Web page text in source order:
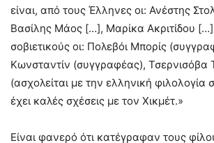
είναι, από τους Έλληνες οι: Ανέστης
Βασίλης Μάος […], Μαρίκα Ακριτίδου
σοβιετικούς οι: Πολεβόι Μπορίς
Κωνσταντίν (συγγραφέας), Τσερνισόβα
(ασχολείται με την ελληνική φιλολογία
έχει καλές σχέσεις με τον Χικμέτ.»
Είναι φανερό ότι κατέγραφαν τους